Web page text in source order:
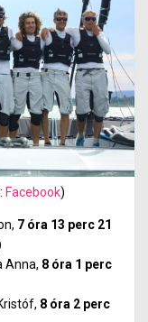
Facebook)
7 óra 13 perc 21
Anna, 8 óra 1 perc
8 óra 2 perc